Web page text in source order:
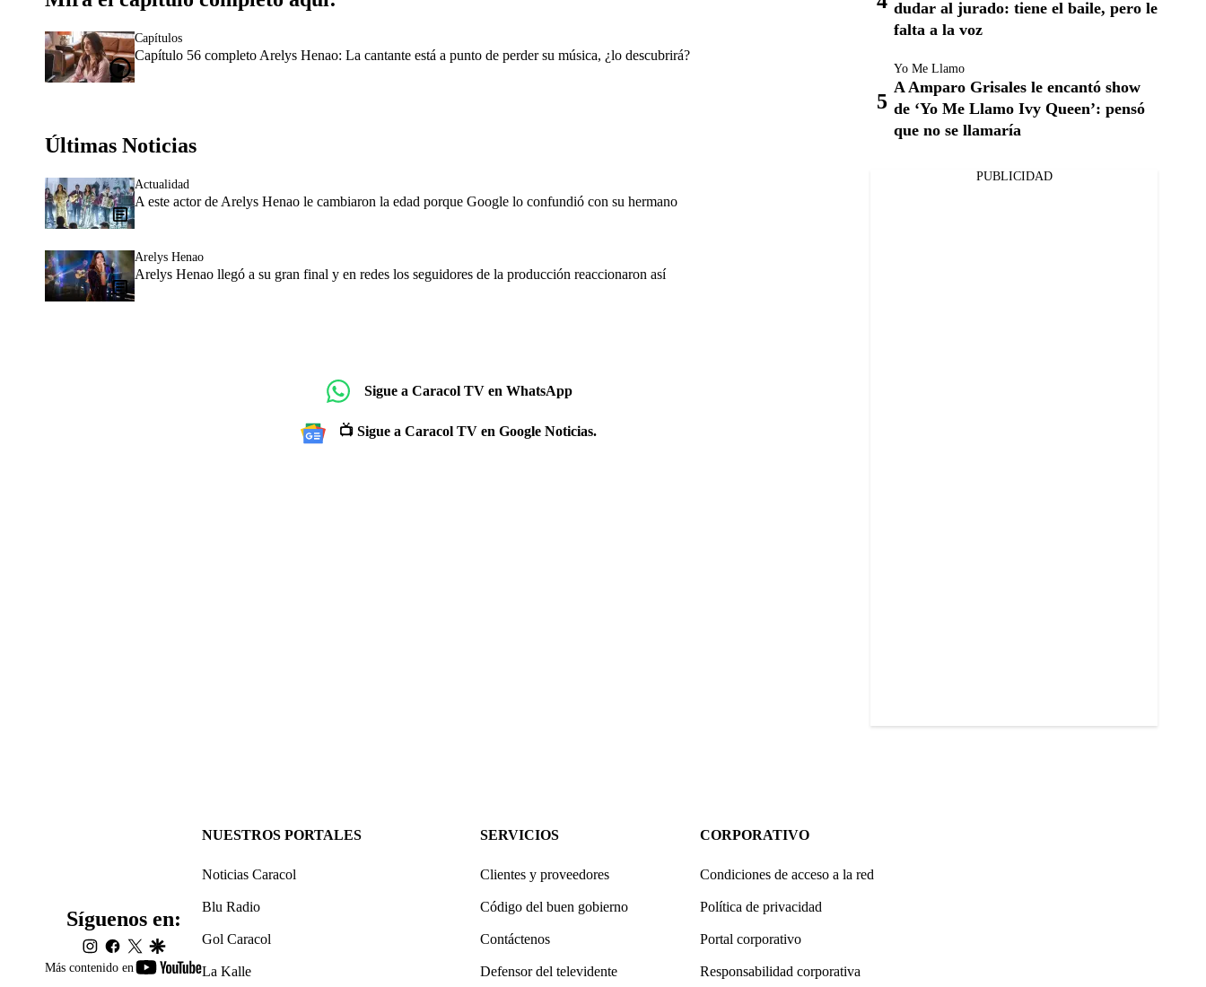
Capítulos
Capítulo 56 completo Arelys Henao: La cantante está a punto de perder su música, ¿lo descubrirá?
Últimas Noticias
Actualidad
A este actor de Arelys Henao le cambiaron la edad porque Google lo confundió con su hermano
Arelys Henao
Arelys Henao llegó a su gran final y en redes los seguidores de la producción reaccionaron así
Sigue a Caracol TV en WhatsApp
📺 Sigue a Caracol TV en Google Noticias.
dudar al jurado: tiene el baile, pero le
falta a la voz
Yo Me Llamo
A Amparo Grisales le encantó show
de ‘Yo Me Llamo Ivy Queen’: pensó
que no se llamaría
PUBLICIDAD
Más contenido en
youtube-
Síguenos en:
instagram
facebook
twittergoogle
NUESTROS PORTALES
Noticias Caracol
Blu Radio
Gol Caracol
La Kalle
SERVICIOS
Clientes y proveedores
Código del buen gobierno
Contáctenos
Defensor del televidente
CORPORATIVO
Condiciones de acceso a la red
Política de privacidad
Portal corporativo
Responsabilidad corporativa